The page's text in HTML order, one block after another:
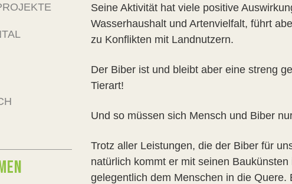
Seine Aktivität hat viele positive
Wasserhaushalt und Artenvielfalt, führt
zu Konflikten mit Landnutzern.
Der Biber ist und bleibt aber eine streng
Tierart!
Und so müssen sich Mensch und Biber
Trotz aller Leistungen, die der Biber für
natürlich kommt er mit seinen
gelegentlich dem Menschen in die